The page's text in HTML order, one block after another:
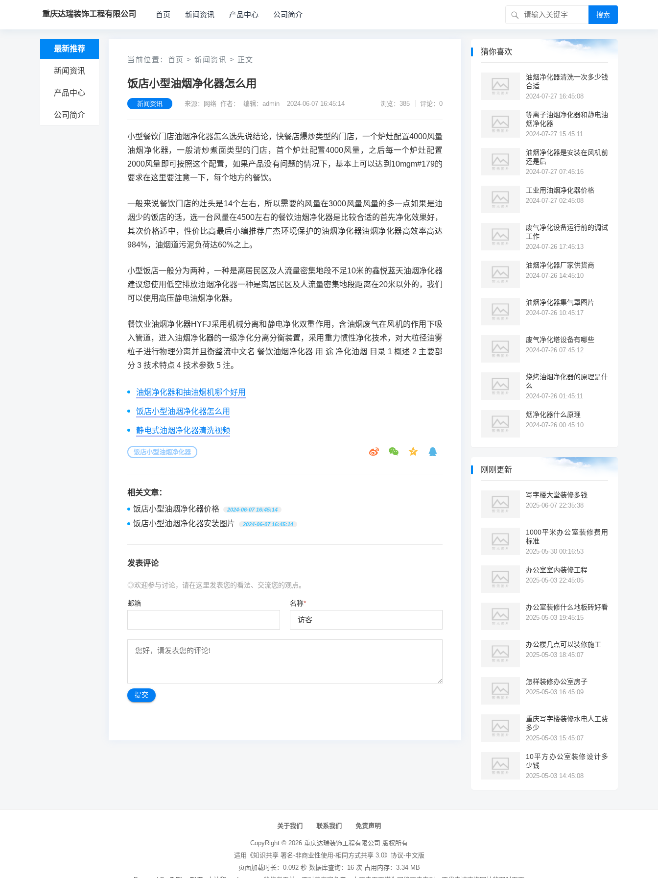
重庆达瑞装饰工程有限公司 首页 新闻资讯 产品中心 公司简介 搜索
最新推荐
新闻资讯
产品中心
公司简介
当前位置： 首页 > 新闻资讯 > 正文
饭店小型油烟净化器怎么用
新闻资讯 来源：网络 作者： 编辑：admin 2024-06-07 16:45:14 浏览：385 评论：0
小型餐饮门店油烟净化器怎么选先说结论，快餐店爆炒类型的门店，一个炉灶配置4000风量
油烟净化器，一般清炒煮面类型的门店，首个炉灶配置4000风量，之后每一个炉灶配置
2000风量即可按照这个配置，如果产品没有问题的情况下，基本上可以达到10mgm#179的
要求在这里要注意一下，每个地方的餐饮。
一般来说餐饮门店的灶头是14个左右，所以需要的风量在3000风量风量的多一点如果是油
烟少的饭店的话，选一台风量在4500左右的餐饮油烟净化器是比较合适的首先净化效果好，
其次价格适中，性价比高最后小编推荐广杰环境保护的油烟净化器油烟净化器高效率高达
984%，油烟道污泥负荷达60%之上。
小型饭店一般分为两种，一种是离居民区及人流量密集地段不足10米的鑫悦蓝天油烟净化器
建议您使用低空排放油烟净化器一种是离居民区及人流量密集地段距离在20米以外的，我们
可以使用高压静电油烟净化器。
餐饮业油烟净化器HYFJ采用机械分离和静电净化双重作用，含油烟废气在风机的作用下吸
入管道，进入油烟净化器的一级净化分离分衡装置，采用重力惯性净化技术，对大粒径油雾
粒子进行物理分离并且衡整流中文名 餐饮油烟净化器 用 途 净化油烟 目录 1 概述 2 主要部
分 3 技术特点 4 技术参数 5 注。
油烟净化器和抽油烟机哪个好用
饭店小型油烟净化器怎么用
静电式油烟净化器清洗视频
饭店小型油烟净化器
相关文章：
饭店小型油烟净化器价格
2024-06-07 16:45:14
饭店小型油烟净化器安装图片 2024-06-07 16:45:14
发表评论
◎欢迎参与讨论，请在这里发表您的看法、交流您的观点。
名称*
邮箱
猜你喜欢
油烟净化器清洗一次多少钱
合适
2024-07-27 16:45:08
等离子油烟净化器和静电油
烟净化器
2024-07-27 15:45:11
油烟净化器是安装在风机前
还是后
2024-07-27 07:45:16
工业用油烟净化器价格
2024-07-27 02:45:08
废气净化设备运行前的调试
工作
2024-07-26 17:45:13
油烟净化器厂家供货商
2024-07-26 14:45:10
油烟净化器集气罩图片
2024-07-26 10:45:17
废气净化塔设备有哪些
2024-07-26 07:45:12
烧烤油烟净化器的原理是什
么
2024-07-26 01:45:11
烟净化器什么原理
2024-07-26 00:45:10
刚刚更新
写字楼大堂装修多钱
2025-06-07 22:35:38
1000平米办公室装修费用
标准
2025-05-30 00:16:53
办公室室内装修工程
2025-05-03 22:45:05
办公室装修什么地板砖好看
2025-05-03 19:45:15
办公楼几点可以装修施工
2025-05-03 18:45:07
怎样装修办公室房子
2025-05-03 16:45:09
重庆写字楼装修水电人工费
多少
2025-05-03 15:45:07
10平方办公室装修设计多
少钱
2025-05-03 14:45:08
关于我们 联系我们 免责声明
CopyRight © 2026 重庆达瑞装饰工程有限公司 版权所有
适用《知识共享 署名-非商业性使用-相同方式共享 3.0》协议-中文版
页面加载时长：0.092 秒 数据库查询：16 次 占用内存：3.34 MB